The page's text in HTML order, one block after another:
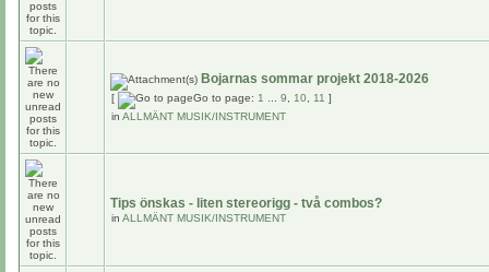
Bojarnas sommar projekt 2018-2026
[ Go to page: 1 9 10 11 ]
in ALLMÄNT MUSIK/INSTRUMENT
Tips önskas - liten stereorigg - två combos?
in ALLMÄNT MUSIK/INSTRUMENT